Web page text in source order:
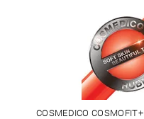
COSMEDICO